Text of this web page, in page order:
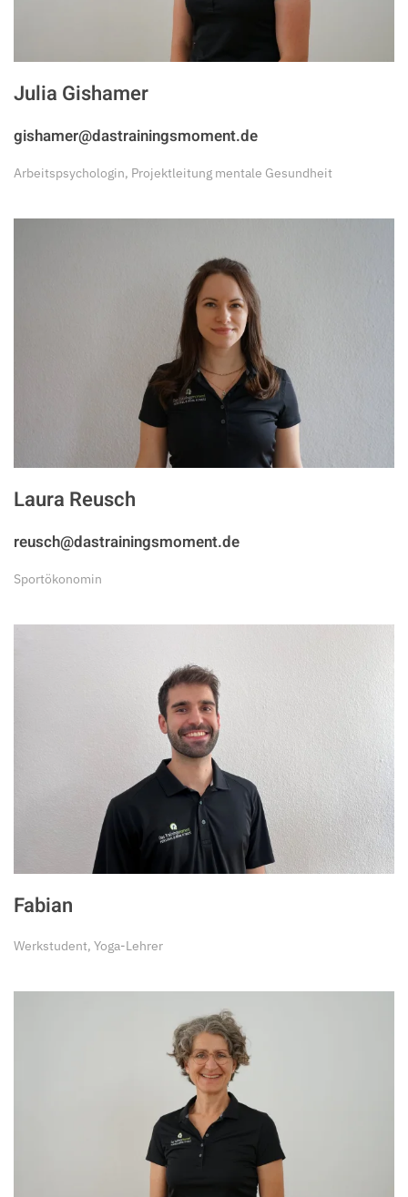
Julia Gishamer
gishamer@dastrainingsmoment.de
Arbeitspsychologin, Projektleitung mentale Gesundheit
Laura Reusch
reusch@dastrainingsmoment.de
Sportökonomin
Fabian
Werkstudent, Yoga-Lehrer